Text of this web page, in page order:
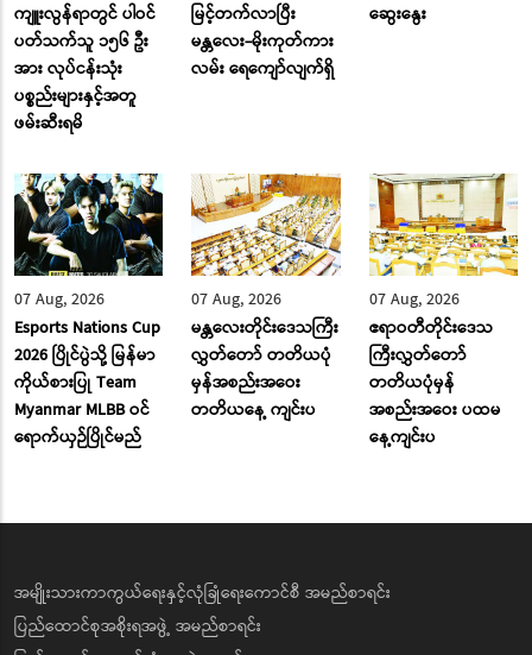
ကျူးလွန်ရာတွင် ပါဝင်
ပတ်သက်သူ ၁၅၆ ဦး
အား လုပ်ငန်းသုံး
ပစ္စည်းများနှင့်အတူ
ဖမ်းဆီးရမိ
မြင့်တက်လာပြီး
မန္တလေး-မိုးကုတ်ကား
လမ်း ‌ရေ‌ကျော်လျက်ရှိ
ဆွေးနွေး
07 Aug, 2026
Esports Nations Cup
2026 ပြိုင်ပွဲသို့ မြန်မာ
ကိုယ်စားပြု Team
Myanmar MLBB ဝင်
ရောက်ယှဉ်ပြိုင်မည်
07 Aug, 2026
မန္တလေးတိုင်းဒေသကြီး
လွှတ်တော် တတိယပုံ
မှန်အစည်းအဝေး
တတိယနေ့ ကျင်းပ
07 Aug, 2026
ဧရာဝတီတိုင်းဒေသ
ကြီးလွှတ်တော်
တတိယပုံမှန်
အစည်းအဝေး ပထမ
နေ့ကျင်းပ
အမျိုးသားကာကွယ်ရေးနှင့်လုံခြုံရေးကောင်စီ အမည်စာရင်း
ပြည်ထောင်စုအစိုးရအဖွဲ့ အမည်စာရင်း